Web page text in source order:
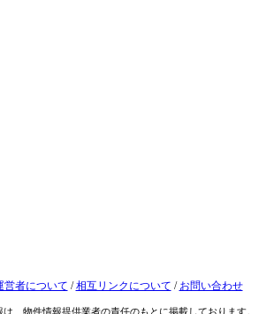
営者について /相互リンクについて / お問い合わせ
、物件情報提供業者の責任のもとに掲載しております。